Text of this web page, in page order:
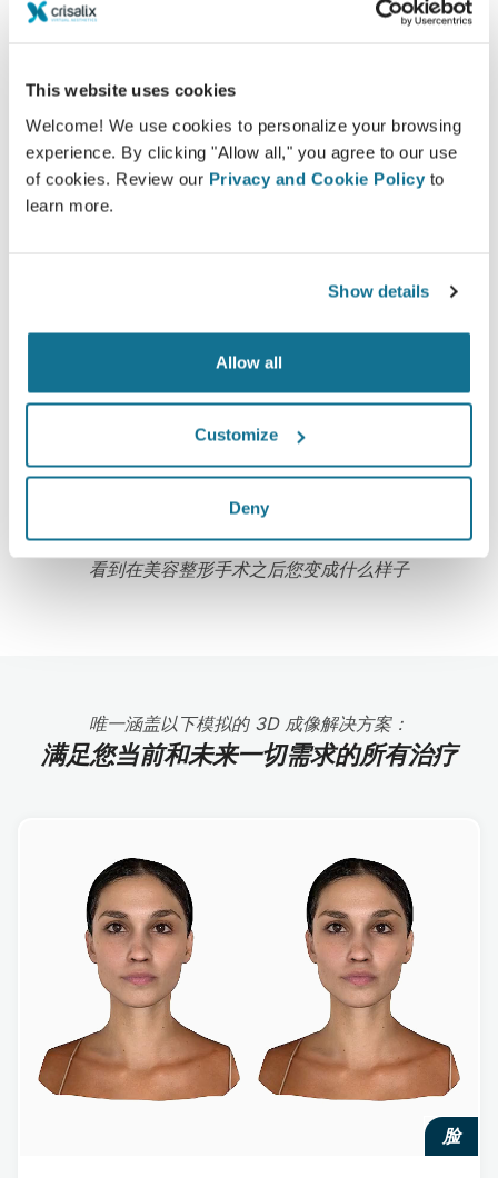
This website uses cookies
Welcome! We use cookies to personalize your browsing
experience. By clicking "Allow all," you agree to our use
of cookies. Review our Privacy and Cookie Policy to
learn more.
Show details
Allow all
Customize
Deny
容易安全
Crisalix 始终致力于保护您的个人隐私。我们的服务
器是完全加密的：您的信息是安全并且私密的。
超过100国家的医生们，已经开始使用第一部基于网
络，适用于美容整形手术的3D模拟器，同时，一些美
容整容协会也极力推荐它。
看到在美容整形手术之后您变成什么样子
唯一涵盖以下模拟的 3D 成像解决方案：
满足您当前和未来一切需求的所有治疗
脸